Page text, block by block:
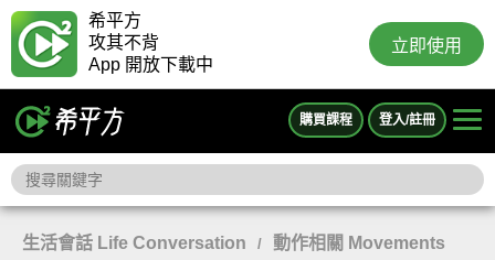
希平方
攻其不背
App 開放下載中
立即使用
購買課程 登入/註冊
生活會話 Life Conversation / 動作相關 Movements